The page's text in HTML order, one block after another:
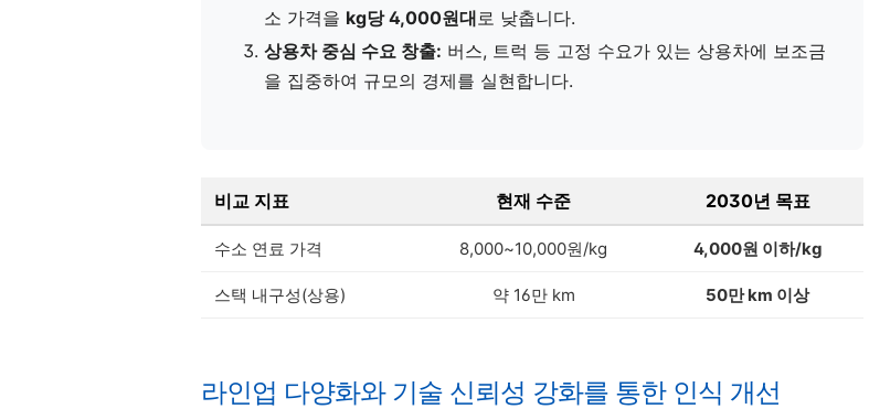
소 가격을 kg당 4,000원대로 낮춥니다.
상용차 중심 수요 창출: 버스, 트럭 등 고정 수요가 있는 상용차에 보조금
을 집중하여 규모의 경제를 실현합니다.
비교 지표 현재 수준 2030년 목표
수소 연료 가격 8,000~10,000원/kg 4,000원 이하/kg
스택 내구성(상용) 약 16만 km 50만 km 이상
라인업 다양화와 기술 신뢰성 강화를 통한 인식 개선